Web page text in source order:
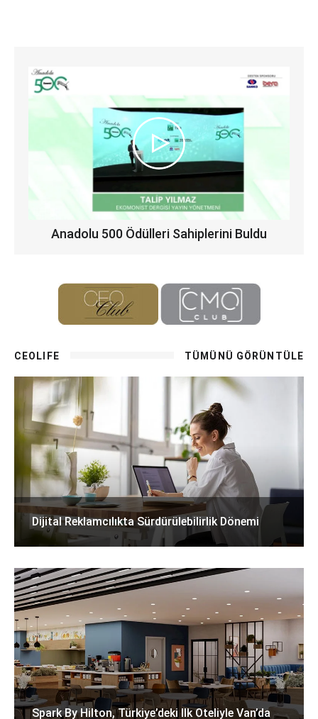
Anadolu 500 Ödülleri Sahiplerini Buldu
CEOLIFE TÜMÜNÜ GÖRÜNTÜLE
Dijital Reklamcılıkta Sürdürülebilirlik Dönemi
Spark By Hilton, Türkiye’deki Ilk Oteliyle Van’da